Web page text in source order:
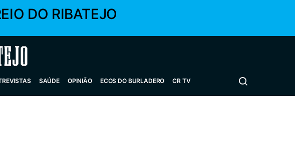
DO RIBATEJO
SAÚDE OPINIÃO ECOS DO BURLADERO CR TV